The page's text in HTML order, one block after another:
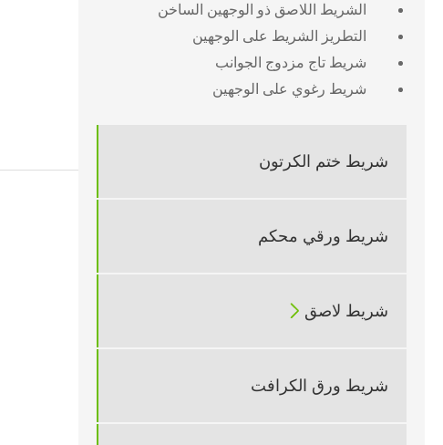
الشريط اللاصق ذو الوجهين الساخن
التطريز الشريط على الوجهين
شريط تاج مزدوج الجوانب
شريط رغوي على الوجهين
شريط ختم الكرتون
شريط ورقي محكم
شريط لاصق 
شريط ورق الكرافت